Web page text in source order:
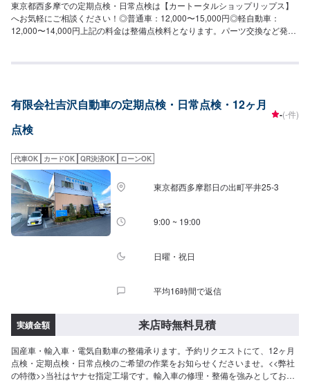
東京都西多摩での定期点検・日常点検は【カートータルショップリップス】
へお気軽にご相談ください！◎普通車：12,000〜15,000円◎軽自動車：
12,000〜14,000円上記の料金は整備点検料となります。パーツ交換など発生
し、あなたの大切なお車を”安く・きれいに”修理いたします。国産車はもちろ
方でも、ご安心ください。<当社の特徴>◾国産車はもちろん、輸入車も修理経
験豊富！◾修理内容やお見積もりの金額内容について、丁寧にご説明いたしま
す◾リサイクルパ−ツ使用により価格を安くすることも可能です！【1】オファ
開始【4】仕上がり次第納車【代車について】納得していただけるお見積りか
ら、無料代車のご用意まで自社スタッフが責任をもってお受けします。お車
の作業中は代車をご利用ください。※代車の燃料代はお客様にご負担いただい
ております。【定休日・営業時間】定休日：日曜、祭日、第二土曜日営業時
間：8:30〜17:30※看板犬が事務所内におりますので、重度の犬アレルギーの
方はお気をつけください。また、お客様が来店なさった際に少し吠えること
がございます。ご了承いただけますと幸いです。
有限会社吉沢自動車の定期点検・日常点検・12ヶ月
点検
-(-件)
代車OK カードOK QR決済OK ローンOK
東京都西多摩郡日の出町平井25-3
9:00 ~ 19:00
日曜・祝日
平均16時間で返信
実績金額 来店時無料見積
国産車・輸入車・電気自動車の整備承ります。予約リクエストにて、12ヶ月
点検・定期点検・日常点検のご希望の作業をお知らせくださいませ。<<弊社
の特徴>>当社はヤナセ指定工場です。輸入車の修理・整備を強みとしており